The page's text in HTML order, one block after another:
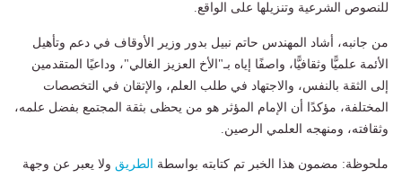
للنصوص الشرعية وتنزيلها على الواقع.
من جانبه، أشاد المهندس حاتم نبيل بدور وزير الأوقاف في دعم وتأهيل
الأئمة علميًّا وثقافيًّا، واصفًا إياه بـ"الأخ العزيز الغالي"، وداعيًا المتقدمين
إلى الثقة بالنفس، والاجتهاد في طلب العلم، والإتقان في التخصصات
المختلفة، مؤكدًا أن الإمام المؤثر هو من يحظى بثقة المجتمع بفضل علمه،
وثقافته، ومنهجه العلمي الرصين.
ملحوظة: مضمون هذا الخبر تم كتابته بواسطة الطريق ولا يعبر عن وجهة